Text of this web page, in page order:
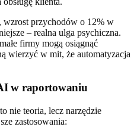
wzrost przychodów o 12% w
– realna ulga psychiczna.
firmy mogą osiągnąć
wierzyć w mit, że automatyzacja
w raportowaniu
nie teoria, lecz narzędzie
zastosowania: